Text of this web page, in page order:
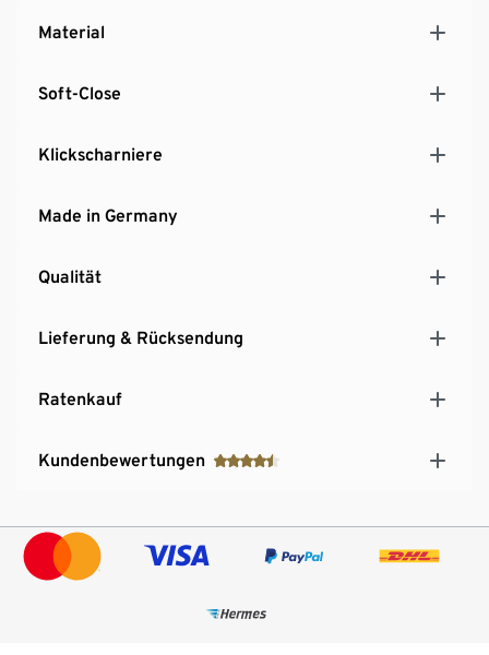
Material
Soft-Close
Klickscharniere
Made in Germany
Qualität
Lieferung & Rücksendung
Ratenkauf
Kundenbewertungen